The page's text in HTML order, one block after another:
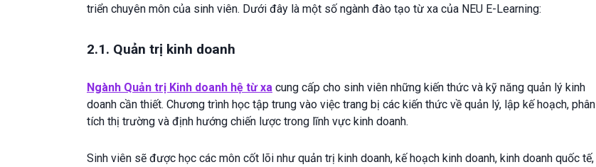
triển chuyên môn của sinh viên. Dưới đây là một số ngành đào tạo từ xa của NEU E-Learning:
2.1. Quản trị kinh doanh
Ngành Quản trị Kinh doanh hệ từ xa cung cấp cho sinh viên những kiến thức và kỹ năng quản lý kinh
doanh cần thiết. Chương trình học tập trung vào việc trang bị các kiến thức về quản lý, lập kế hoạch, phân
tích thị trường và định hướng chiến lược trong lĩnh vực kinh doanh.
Sinh viên sẽ được học các môn cốt lõi như quản trị kinh doanh, kế hoạch kinh doanh, kinh doanh quốc tế,